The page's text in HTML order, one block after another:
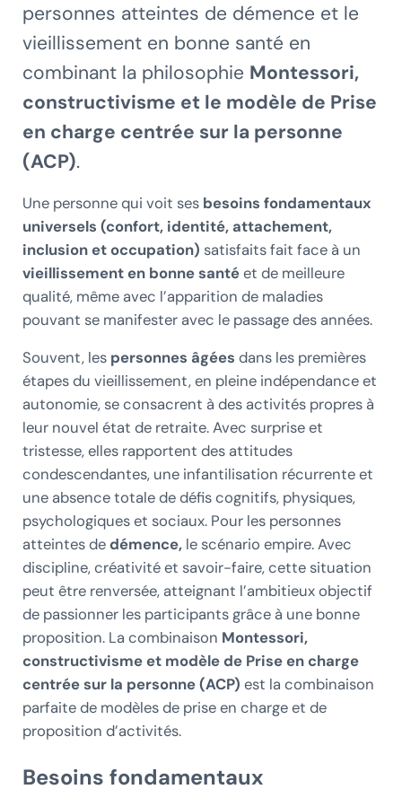
personnes atteintes de démence et le
vieillissement en bonne santé en
combinant la philosophie Montessori,
constructivisme et le modèle de Prise
en charge centrée sur la personne
(ACP).
Une personne qui voit ses besoins fondamentaux
universels (confort, identité, attachement,
inclusion et occupation) satisfaits fait face à un
vieillissement en bonne santéet de meilleure
qualité, même avec l’apparition de maladies
pouvant se manifester avec le passage des années.
Souvent, les personnes âgées dans les premières
étapes du vieillissement, en pleine indépendance et
autonomie, se consacrent à des activités propres à
leur nouvel état de retraite. Avec surprise et
tristesse, elles rapportent des attitudes
condescendantes, une infantilisation récurrente et
une absence totale de défis cognitifs, physiques,
psychologiques et sociaux. Pour les personnes
atteintes de démence,le scénario empire. Avec
discipline, créativité et savoir-faire, cette situation
peut être renversée, atteignant l’ambitieux objectif
de passionner les participants grâce à une bonne
proposition. La combinaison Montessori,
constructivisme et modèle de Prise en charge
centrée sur la personne (ACP) est la combinaison
parfaite de modèles de prise en charge et de
proposition d’activités.
Besoins fondamentaux